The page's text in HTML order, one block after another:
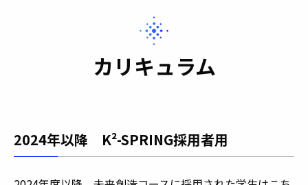
カリキュラム
2024年以降 K²-SPRING採用者用